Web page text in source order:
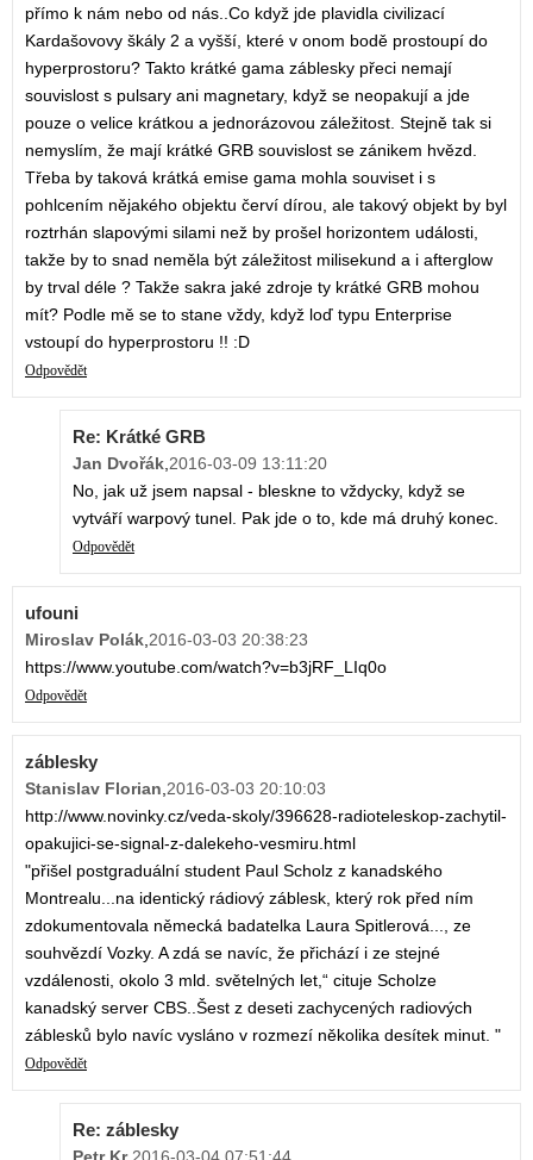
přímo k nám nebo od nás..Co když jde plavidla civilizací
Kardašovovy škály 2 a vyšší, které v onom bodě prostoupí do
hyperprostoru? Takto krátké gama záblesky přeci nemají
souvislost s pulsary ani magnetary, když se neopakují a jde
pouze o velice krátkou a jednorázovou záležitost. Stejně tak si
nemyslím, že mají krátké GRB souvislost se zánikem hvězd.
Třeba by taková krátká emise gama mohla souviset i s
pohlcením nějakého objektu červí dírou, ale takový objekt by byl
roztrhán slapovými silami než by prošel horizontem události,
takže by to snad neměla být záležitost milisekund a i afterglow
by trval déle ? Takže sakra jaké zdroje ty krátké GRB mohou
mít? Podle mě se to stane vždy, když loď typu Enterprise
vstoupí do hyperprostoru !! :D
Odpovědět
Re: Krátké GRB
Jan Dvořák,2016-03-09 13:11:20
No, jak už jsem napsal - bleskne to vždycky, když se
vytváří warpový tunel. Pak jde o to, kde má druhý konec.
Odpovědět
ufouni
Miroslav Polák,2016-03-03 20:38:23
https://www.youtube.com/watch?v=b3jRF_LIq0o
Odpovědět
záblesky
Stanislav Florian,2016-03-03 20:10:03
http://www.novinky.cz/veda-skoly/396628-radioteleskop-zachytil-
opakujici-se-signal-z-dalekeho-vesmiru.html
"přišel postgraduální student Paul Scholz z kanadského
Montrealu...na identický rádiový záblesk, který rok před ním
zdokumentovala německá badatelka Laura Spitlerová..., ze
souhvězdí Vozky. A zdá se navíc, že přichází i ze stejné
vzdálenosti, okolo 3 mld. světelných let,“ cituje Scholze
kanadský server CBS..Šest z deseti zachycených radiových
záblesků bylo navíc vysláno v rozmezí několika desítek minut. "
Odpovědět
Re: záblesky